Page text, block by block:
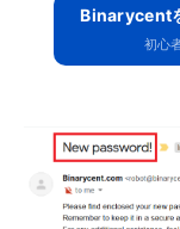
Binarycent
初心